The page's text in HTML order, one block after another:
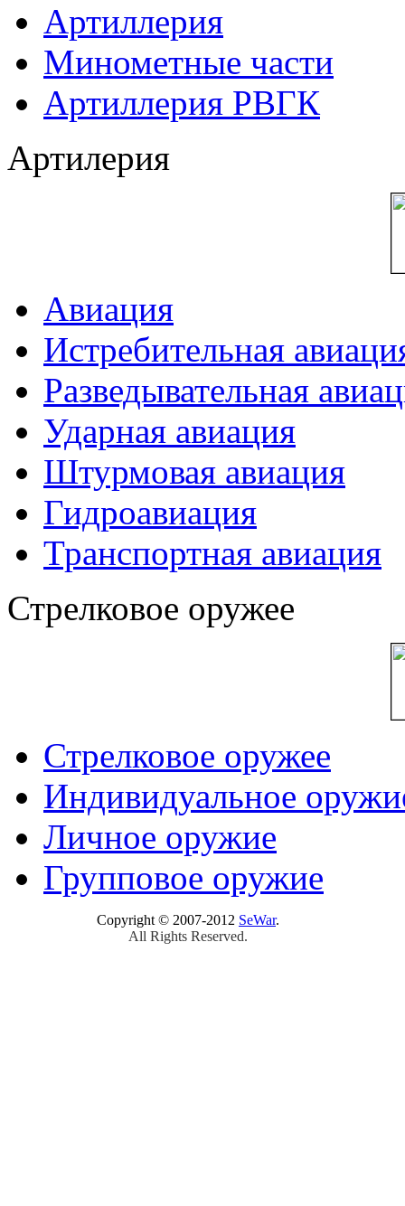
Артиллерия
Минометные части
Артиллерия РВГК
Артилерия
Авиация
Истребительная
Разведывательная
Ударная авиация
Штурмовая авиация
Гидроавиация
Транспортная авиация
Стрелковое оружее
Стрелковое оружее
Индивидуальное
Личное оружие
Групповое оружие
Copyright © 2007-2012 SeWar.
All Rights Reserved.